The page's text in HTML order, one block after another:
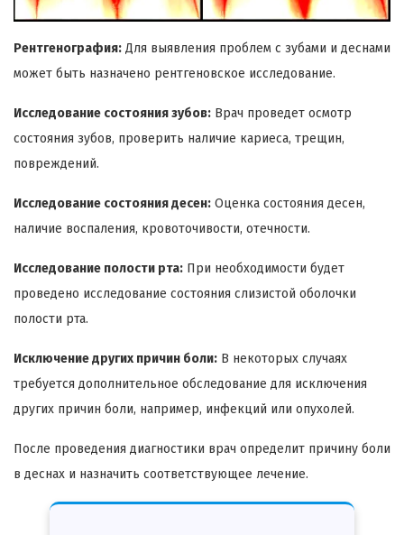
Рентгенография: Для выявления проблем с зубами и деснами
может быть назначено рентгеновское исследование.
Исследование состояния зубов: Врач проведет осмотр
состояния зубов, проверить наличие кариеса, трещин,
повреждений.
Исследование состояния десен: Оценка состояния десен,
наличие воспаления, кровоточивости, отечности.
Исследование полости рта: При необходимости будет
проведено исследование состояния слизистой оболочки
полости рта.
Исключение других причин боли: В некоторых случаях
требуется дополнительное обследование для исключения
других причин боли, например, инфекций или опухолей.
После проведения диагностики врач определит причину боли
в деснах и назначить соответствующее лечение.